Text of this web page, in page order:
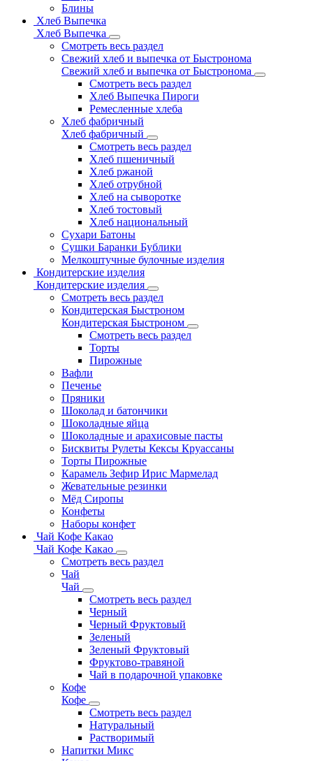
Блины
Хлеб Выпечка
Хлеб Выпечка
Смотреть весь раздел
Свежий хлеб и выпечка от Быстронома
Свежий хлеб и выпечка от Быстронома
Смотреть весь раздел
Хлеб Выпечка Пироги
Ремесленные хлеба
Хлеб фабричный
Хлеб фабричный
Смотреть весь раздел
Хлеб пшеничный
Хлеб ржаной
Хлеб отрубной
Хлеб на сыворотке
Хлеб тостовый
Хлеб национальный
Сухари Батоны
Сушки Баранки Бублики
Мелкоштучные булочные изделия
Кондитерские изделия
Кондитерские изделия
Смотреть весь раздел
Кондитерская Быстроном
Кондитерская Быстроном
Смотреть весь раздел
Торты
Пирожные
Вафли
Печенье
Пряники
Шоколад и батончики
Шоколадные яйца
Шоколадные и арахисовые пасты
Бисквиты Рулеты Кексы Круассаны
Торты Пирожные
Карамель Зефир Ирис Мармелад
Жевательные резинки
Мёд Сиропы
Конфеты
Наборы конфет
Чай Кофе Какао
Чай Кофе Какао
Смотреть весь раздел
Чай
Чай
Смотреть весь раздел
Черный
Черный Фруктовый
Зеленый
Зеленый Фруктовый
Фруктово-травяной
Чай в подарочной упаковке
Кофе
Кофе
Смотреть весь раздел
Натуральный
Растворимый
Напитки Микс